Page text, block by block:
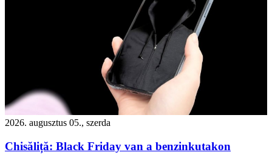
2026. augusztus 05., szerda
Chisăliță: Black Friday van a benzinkutakon